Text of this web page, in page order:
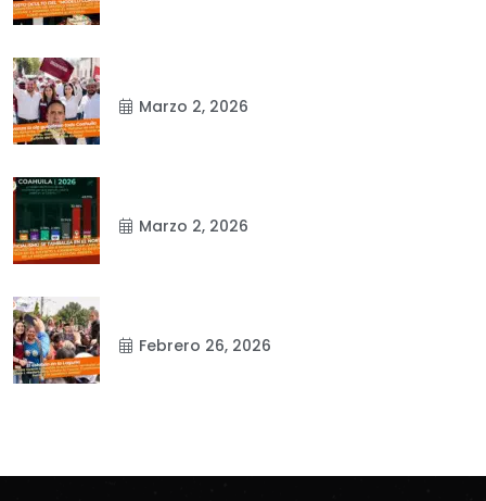
Marzo 2, 2026
Marzo 2, 2026
Febrero 26, 2026